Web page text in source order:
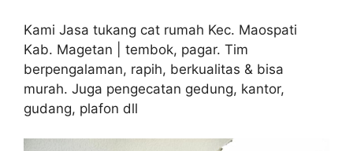
Kami Jasa tukang cat rumah Kec. Maospati
Kab. Magetan | tembok, pagar. Tim
berpengalaman, rapih, berkualitas & bisa
murah. Juga pengecatan gedung, kantor,
gudang, plafon dll